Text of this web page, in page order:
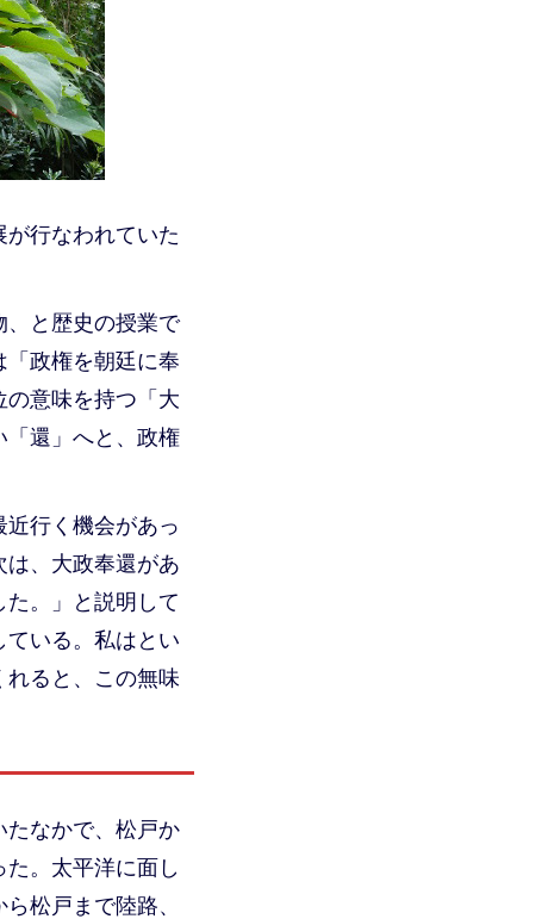
行なわれていた
、と歴史の授業で
政権を朝廷に奉
意味を持つ「大
「還」へと、政権
行く機会があっ
、大政奉還があ
。」と説明して
いる。私はとい
れると、この無味
たなかで、松戸か
。太平洋に面し
松戸まで陸路、